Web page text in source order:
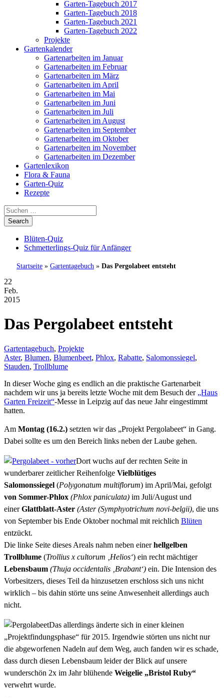
Garten-Tagebuch 2017
Garten-Tagebuch 2018
Garten-Tagebuch 2021
Garten-Tagebuch 2022
Projekte
Gartenkalender
Gartenarbeiten im Januar
Gartenarbeiten im Februar
Gartenarbeiten im März
Gartenarbeiten im April
Gartenarbeiten im Mai
Gartenarbeiten im Juni
Gartenarbeiten im Juli
Gartenarbeiten im August
Gartenarbeiten im September
Gartenarbeiten im Oktober
Gartenarbeiten im November
Gartenarbeiten im Dezember
Gartenlexikon
Flora & Fauna
Garten-Quiz
Rezepte
Blüten-Quiz
Schmetterlings-Quiz für Anfänger
Startseite » Gartentagebuch » Das Pergolabeet entsteht
22
Feb.
2015
Das Pergolabeet entsteht
Gartentagebuch, Projekte
Aster, Blumen, Blumenbeet, Phlox, Rabatte, Salomonssiegel,
Stauden, Trollblume
In dieser Woche ging es endlich an die praktische Gartenarbeit
nachdem wir uns ja bereits letzte Woche mit dem Besuch der „Haus
Garten Freizeit“-Messe in Leipzig auf das neue Jahr eingestimmt
hatten.
Am Montag (16.2.) setzten wir das „Projekt Pergolabeet“ in Gang.
Dabei sollte es um den Bereich links neben der Laube gehen.
Dort wuchs auf der rechten Seite in
wunderbarer zeitlicher Reihenfolge Vielblütiges
Salomonssiegel (Polygonatum multiflorum) im April/Mai, gefolgt
von Sommer-Phlox (Phlox paniculata) im Juli/August und
einerGlattblatt-Aster (Aster (Symphyotrichum novi-belgii), die uns
von September bis Ende Oktober nochmal mit reichlich Blüten
entzückt.
Die linke Seite dieses Areals nahm neben einerhellgelben
Trollblume (Trollius x cultorum ‚Helios‘) ein recht mächtiger
Lebensbaum (Thuja occidentalis ‚Brabant‘) ein. Die Intension des
Vorbesitzers, dieses Teil da hinzusetzen erschloss sich uns nicht
wirklich – bis dahin störte uns seine Anwesenheit allerdings auch
nicht.
Das allerdings änderte sich in einer kleinen
„Projektfindungsphase“ für 2015. Irgendwie störten uns nicht nur
die abgeworfenen Nadeln auf dem Weg, auch fanden wir es schade,
dass durch diesen Lebensbaum leider der Blick auf unsere
wunderschön 2x im Jahr blühende Weigelie „Bristol Ruby“
verwehrt wurde.